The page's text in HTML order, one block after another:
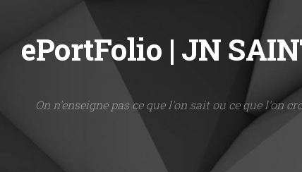
Skip to content
ePortFolio | JN
On n'enseigne pas ce que l'on sait ou ce que l'on